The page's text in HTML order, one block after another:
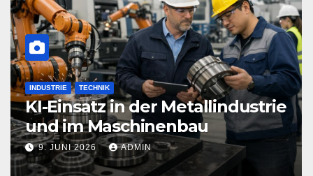
TECHNIK
Wenn Stahl auf
maßgeschneiderte
Sicherheitstechnik,
neu definiert
2. JUNI 2026 ADMIN